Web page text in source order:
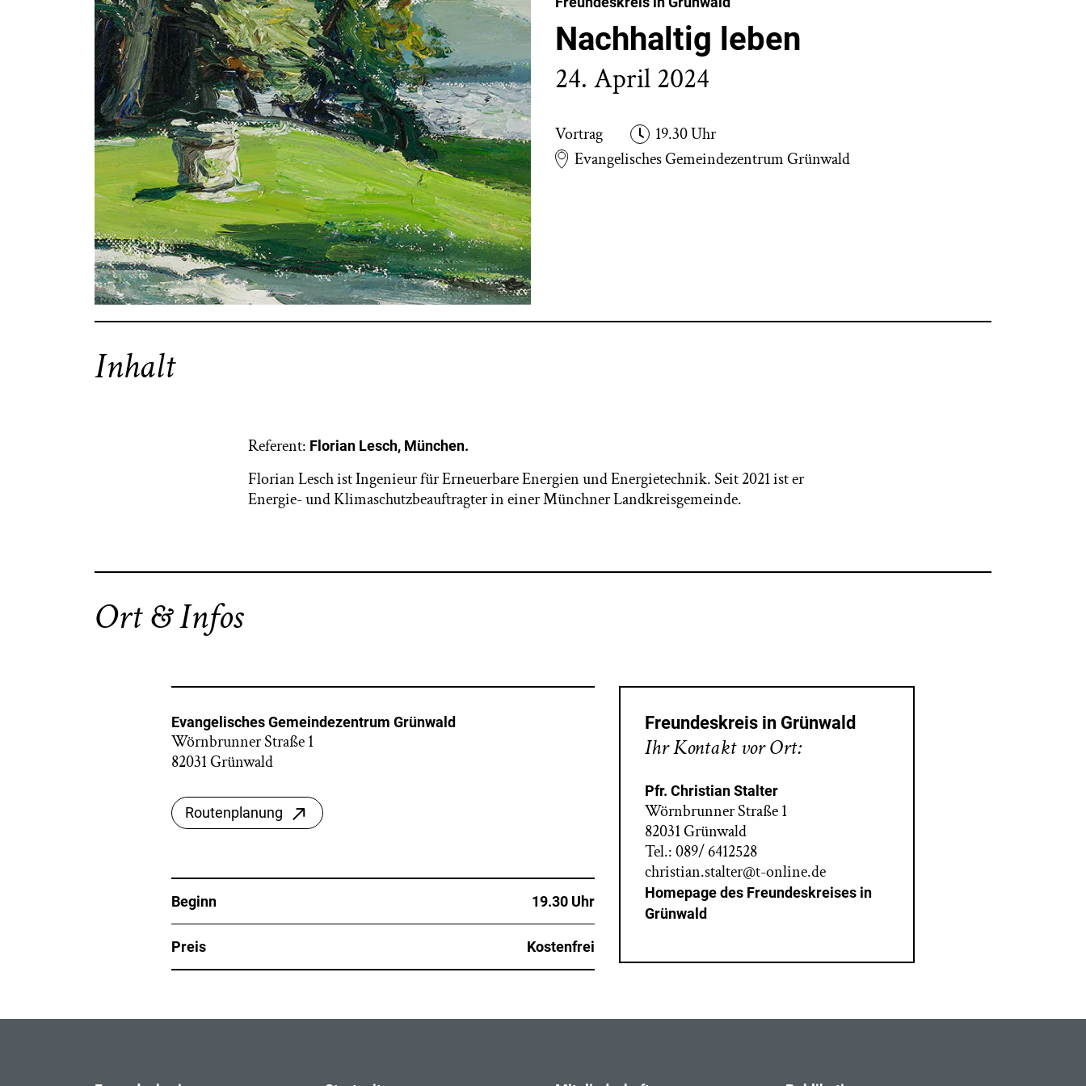
Nachhaltig leben
24. April 2024
Vortrag
19.30 Uhr
Evangelisches Gemeindezentrum Grünwald
Inhalt
Referent: Florian Lesch, München.
Florian Lesch ist Ingenieur für Erneuerbare Energien und Energietechnik. Seit 2021 ist er
Energie- und Klimaschutzbeauftragter in einer Münchner Landkreisgemeinde.
Ort & Infos
Evangelisches Gemeindezentrum Grünwald
Wörnbrunner Straße 1
82031 Grünwald
Routenplanung
Beginn 19.30 Uhr
Preis Kostenfrei
Freundeskreis in Grünwald
Ihr Kontakt vor Ort:
Pfr. Christian Stalter
Wörnbrunner Straße 1
82031 Grünwald
Tel.: 089/ 6412528
christian.stalter@t-online.de
Homepage des Freundeskreises in
Grünwald